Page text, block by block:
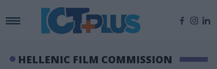
HELLENIC FILM COMMISSION